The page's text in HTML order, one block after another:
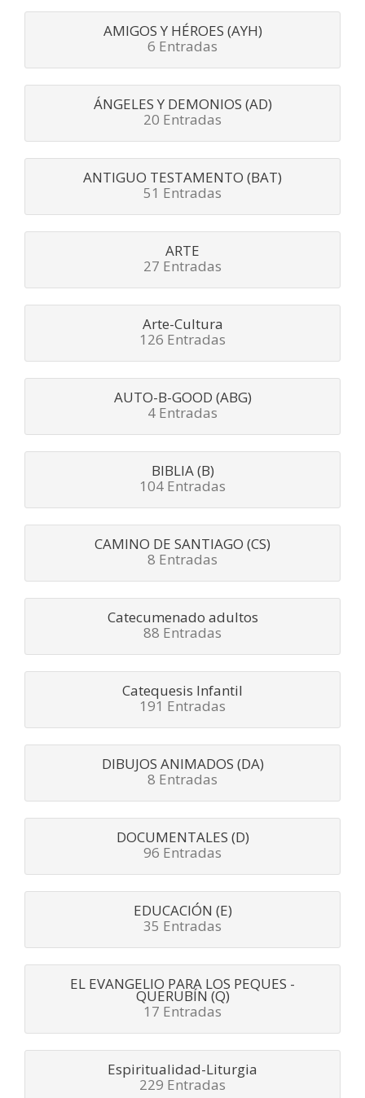
AMIGOS Y HÉROES (AYH)
6 Entradas
ÁNGELES Y DEMONIOS (AD)
20 Entradas
ANTIGUO TESTAMENTO (BAT)
51 Entradas
ARTE
27 Entradas
Arte-Cultura
126 Entradas
AUTO-B-GOOD (ABG)
4 Entradas
BIBLIA (B)
104 Entradas
CAMINO DE SANTIAGO (CS)
8 Entradas
Catecumenado adultos
88 Entradas
Catequesis Infantil
191 Entradas
DIBUJOS ANIMADOS (DA)
8 Entradas
DOCUMENTALES (D)
96 Entradas
EDUCACIÓN (E)
35 Entradas
EL EVANGELIO PARA LOS PEQUES -
QUERUBÍN (Q)
17 Entradas
Espiritualidad-Liturgia
229 Entradas